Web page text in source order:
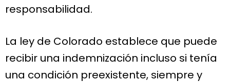
responsabilidad.
La ley de Colorado establece que puede
recibir una indemnización incluso si tenía
una condición preexistente, siempre y